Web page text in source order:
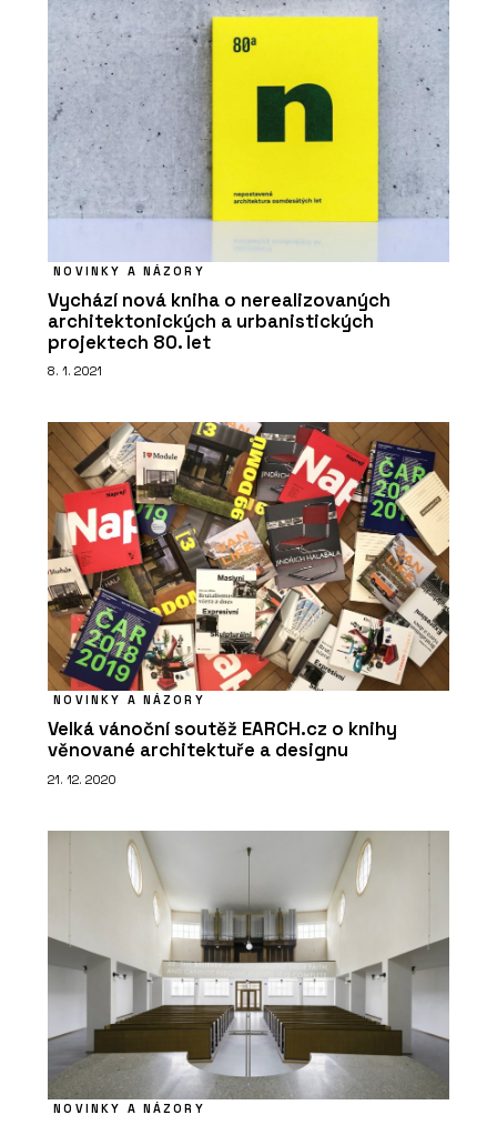
NOVINKY A NÁZORY
Vychází nová kniha o nerealizovaných
architektonických a urbanistických
projektech 80. let
8. 1. 2021
NOVINKY A NÁZORY
Velká vánoční soutěž EARCH.cz o knihy
věnované architektuře a designu
21. 12. 2020
NOVINKY A NÁZORY